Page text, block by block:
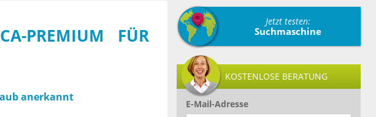
PREMIUM FÜR
anerkannt
Jetzt testen:
Suchmaschine
KOSTENLOSE BERATUNG
E-Mail-Adresse